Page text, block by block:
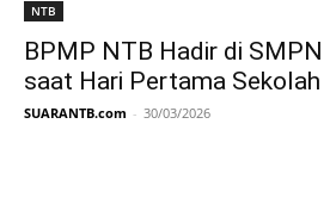
NTB
BPMP NTB Hadir di
saat Hari Pertama Sekolah
SUARANTB.com - 30/03/2026